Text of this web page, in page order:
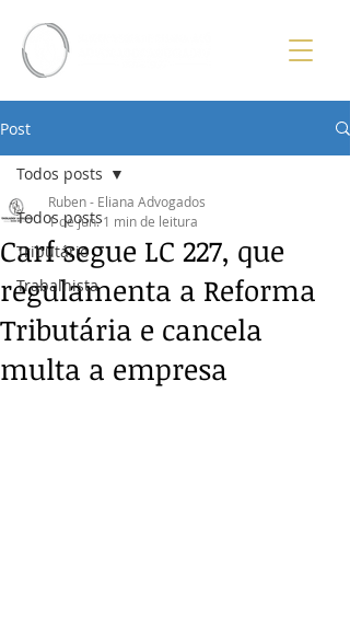
Post
Todos posts
Tributário
Trabalhista
Todos posts
Carf segue LC 227, que
regulamenta a Reforma
Tributária e cancela
multa a empresa
Ruben - Eliana Advogados
1 de jun. 1 min de leitura